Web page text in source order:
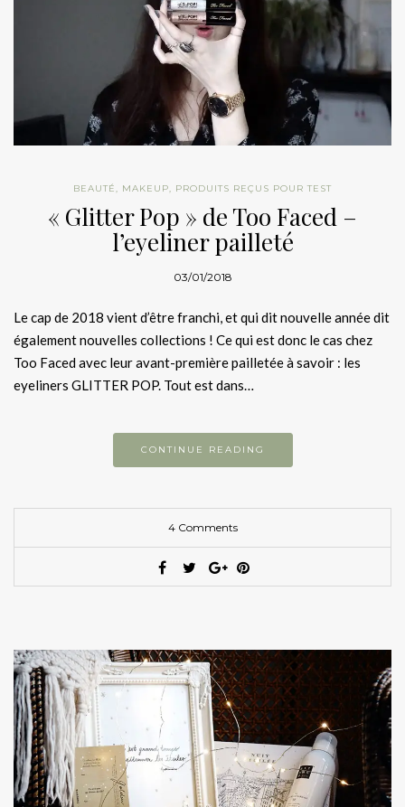
BEAUTÉ, MAKEUP, PRODUITS REÇUS POUR TEST
« Glitter Pop » de Too Faced –
l’eyeliner pailleté
03/01/2018
Le cap de 2018 vient d’être franchi, et qui dit nouvelle année dit
également nouvelles collections ! Ce qui est donc le cas chez
Too Faced avec leur avant-première pailletée à savoir : les
eyeliners GLITTER POP. Tout est dans…
CONTINUE READING
4 Comments